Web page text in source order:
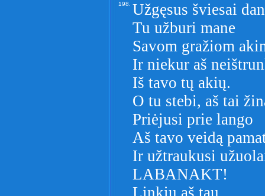
198. Užgęsus šviesai
Tu užburi mane
Savom gražiom
Ir niekur aš
Iš tavo tų akių.
O tu stebi, aš tai
Priėjusi prie lango
Aš tavo veidą
Ir užtraukusi
LABANAKT!
Linkiu aš tau..